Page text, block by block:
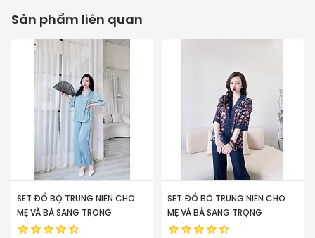
Sản phẩm liên quan
SET ĐỒ BỘ TRUNG NIÊN CHO
MẸ VÀ BÀ SANG TRỌNG
SET ĐỒ BỘ TRUNG NIÊN CHO
MẸ VÀ BÀ SANG TRỌNG